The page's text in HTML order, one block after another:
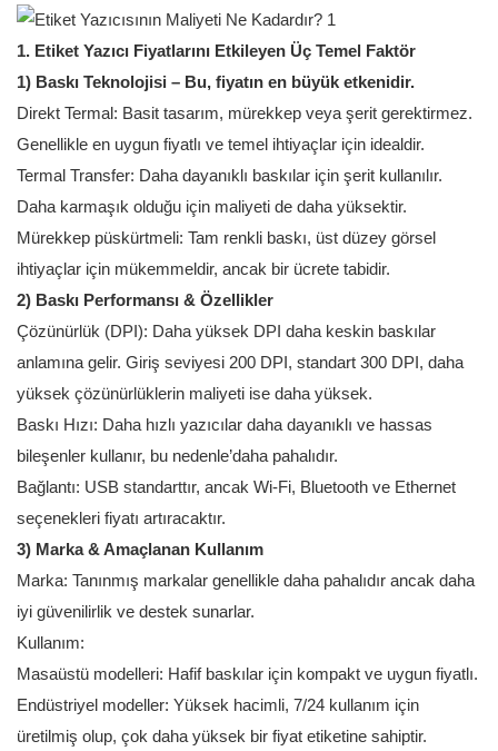
1. Etiket Yazıcı Fiyatlarını Etkileyen Üç Temel Faktör
1) Baskı Teknolojisi – Bu, fiyatın en büyük etkenidir.
Direkt Termal: Basit tasarım, mürekkep veya şerit gerektirmez.
Genellikle en uygun fiyatlı ve temel ihtiyaçlar için idealdir.
Termal Transfer: Daha dayanıklı baskılar için şerit kullanılır.
Daha karmaşık olduğu için maliyeti de daha yüksektir.
Mürekkep püskürtmeli: Tam renkli baskı, üst düzey görsel
ihtiyaçlar için mükemmeldir, ancak bir ücrete tabidir.
2) Baskı Performansı & Özellikler
Çözünürlük (DPI): Daha yüksek DPI daha keskin baskılar
anlamına gelir. Giriş seviyesi 200 DPI, standart 300 DPI, daha
yüksek çözünürlüklerin maliyeti ise daha yüksek.
Baskı Hızı: Daha hızlı yazıcılar daha dayanıklı ve hassas
bileşenler kullanır, bu nedenle’daha pahalıdır.
Bağlantı: USB standarttır, ancak Wi-Fi, Bluetooth ve Ethernet
seçenekleri fiyatı artıracaktır.
3) Marka & Amaçlanan Kullanım
Marka: Tanınmış markalar genellikle daha pahalıdır ancak daha
iyi güvenilirlik ve destek sunarlar.
Kullanım:
Masaüstü modelleri: Hafif baskılar için kompakt ve uygun fiyatlı.
Endüstriyel modeller: Yüksek hacimli, 7/24 kullanım için
üretilmiş olup, çok daha yüksek bir fiyat etiketine sahiptir.